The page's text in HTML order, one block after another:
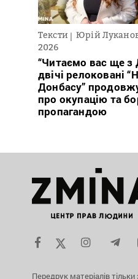
Тексти Юрій
2026
“Читаємо вас ще з
двічі релоковані
Донбасу”
про окупацію та
пропагандою
Передрук матеріалів тільки